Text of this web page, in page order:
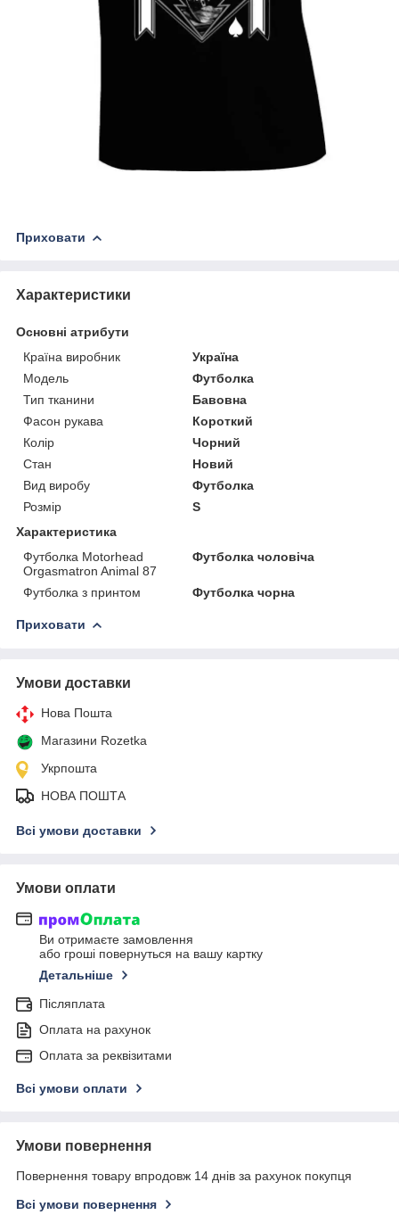
Приховати
Характеристики
Основні атрибути
Країна виробник
Україна
Модель
Футболка
Тип тканини
Бавовна
Фасон рукава
Короткий
Колір
Чорний
Стан
Новий
Вид виробу
Футболка
Розмір
S
Характеристика
Футболка Motorhead
Orgasmatron Animal 87
Футболка чоловіча
Футболка з принтом Футболка чорна
Приховати
Умови доставки
Нова Пошта
Магазини Rozetka
Укрпошта
НОВА ПОШТА
Всі умови доставки
Умови оплати
Ви отримаєте замовлення
або гроші повернуться на вашу картку
Детальніше
Післяплата
Оплата на рахунок
Оплата за реквізитами
Всі умови оплати
Умови повернення
Повернення товару впродовж 14 днів за рахунок покупця
Всі умови повернення